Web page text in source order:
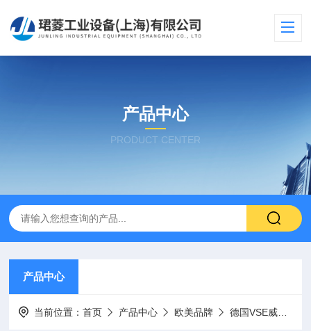
产品中心
PRODUCT CENTER
产品中心
当前位置：首页 产品中心 欧美品牌 德国VSE威仕